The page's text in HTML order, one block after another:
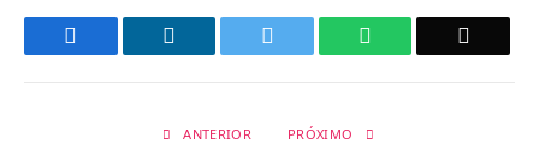
WhatsApp
ANTERIOR PRÓXIMO